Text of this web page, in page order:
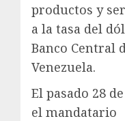
productos y
a la tasa del
Banco Central
Venezuela.
El pasado 28
el mandatario